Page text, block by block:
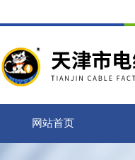
网站首页